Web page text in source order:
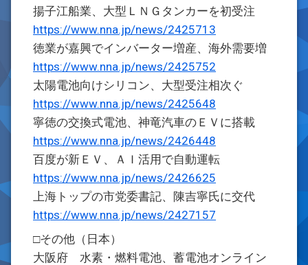
揚子江船業、大型ＬＮＧタンカーを初受注
https://www.nna.jp/news/2425713
徳業が嘉興でインバーター増産、海外需要増
https://www.nna.jp/news/2425752
太陽電池向けシリコン、大型受注相次ぐ
https://www.nna.jp/news/2425648
寧徳の交換式電池、神竜汽車のＥＶに搭載
https://www.nna.jp/news/2426448
百度が新ＥＶ、ＡＩ活用で自動運転
https://www.nna.jp/news/2426625
上海トップの市党委書記、陳吉寧氏に交代
https://www.nna.jp/news/2427157
□その他（日本）
大阪府 水素・燃料電池、蓄電池オンライン